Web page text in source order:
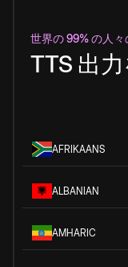
世界の 99% の人々
TTS 出
AFRIKAANS
ALBANIAN
AMHARIC